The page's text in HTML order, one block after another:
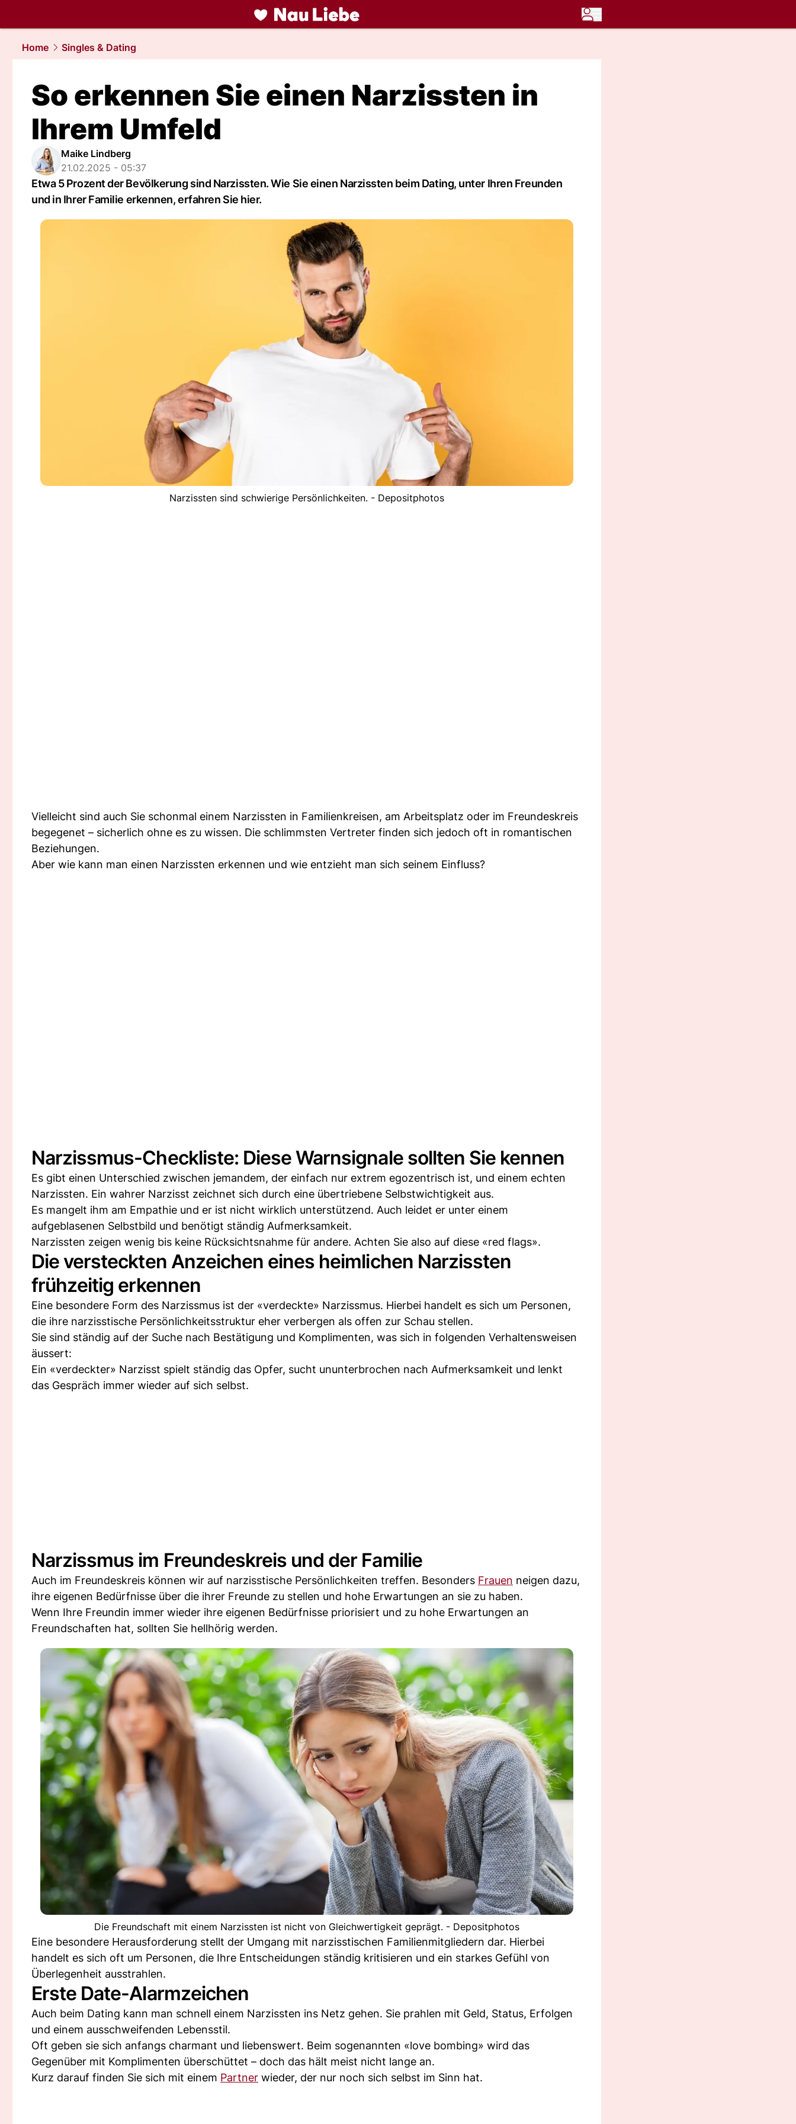
liebe.NAU.ch
Home
Singles & Dating
So erkennen Sie einen Narzissten in
Ihrem Umfeld
Maike Lindberg
21.02.2025 - 05:37
Etwa 5 Prozent der Bevölkerung sind Narzissten. Wie Sie einen Narzissten beim Dating, unter Ihren Freunden
und in Ihrer Familie erkennen, erfahren Sie hier.
Narzissten sind schwierige Persönlichkeiten. - Depositphotos
Vielleicht sind auch Sie schonmal einem Narzissten in Familienkreisen, am Arbeitsplatz oder im Freundeskreis
begegenet – sicherlich ohne es zu wissen. Die schlimmsten Vertreter finden sich jedoch oft in romantischen
Beziehungen.
Aber wie kann man einen Narzissten erkennen und wie entzieht man sich seinem Einfluss?
Narzissmus-Checkliste: Diese Warnsignale sollten Sie kennen
Es gibt einen Unterschied zwischen jemandem, der einfach nur extrem egozentrisch ist, und einem echten
Narzissten. Ein wahrer Narzisst zeichnet sich durch eine übertriebene Selbstwichtigkeit aus.
Es mangelt ihm am Empathie und er ist nicht wirklich unterstützend. Auch leidet er unter einem
aufgeblasenen Selbstbild und benötigt ständig Aufmerksamkeit.
Narzissten zeigen wenig bis keine Rücksichtsnahme für andere. Achten Sie also auf diese «red flags».
Die versteckten Anzeichen eines heimlichen Narzissten
frühzeitig erkennen
Eine besondere Form des Narzissmus ist der «verdeckte» Narzissmus. Hierbei handelt es sich um Personen,
die ihre narzisstische Persönlichkeitsstruktur eher verbergen als offen zur Schau stellen.
Sie sind ständig auf der Suche nach Bestätigung und Komplimenten, was sich in folgenden Verhaltensweisen
äussert:
Ein «verdeckter» Narzisst spielt ständig das Opfer, sucht ununterbrochen nach Aufmerksamkeit und lenkt
das Gespräch immer wieder auf sich selbst.
Narzissmus im Freundeskreis und der Familie
Auch im Freundeskreis können wir auf narzisstische Persönlichkeiten treffen. Besonders Frauen neigen dazu,
ihre eigenen Bedürfnisse über die ihrer Freunde zu stellen und hohe Erwartungen an sie zu haben.
Wenn Ihre Freundin immer wieder ihre eigenen Bedürfnisse priorisiert und zu hohe Erwartungen an
Freundschaften hat, sollten Sie hellhörig werden.
Die Freundschaft mit einem Narzissten ist nicht von Gleichwertigkeit geprägt. - Depositphotos
Eine besondere Herausforderung stellt der Umgang mit narzisstischen Familienmitgliedern dar. Hierbei
handelt es sich oft um Personen, die Ihre Entscheidungen ständig kritisieren und ein starkes Gefühl von
Überlegenheit ausstrahlen.
Erste Date-Alarmzeichen
Auch beim Dating kann man schnell einem Narzissten ins Netz gehen. Sie prahlen mit Geld, Status, Erfolgen
und einem ausschweifenden Lebensstil.
Oft geben sie sich anfangs charmant und liebenswert. Beim sogenannten «love bombing» wird das
Gegenüber mit Komplimenten überschüttet – doch das hält meist nicht lange an.
Kurz darauf finden Sie sich mit einem Partner wieder, der nur noch sich selbst im Sinn hat.